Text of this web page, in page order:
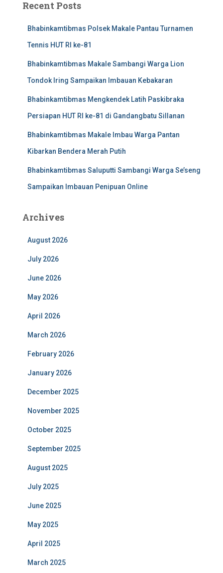
Recent Posts
Bhabinkamtibmas Polsek Makale Pantau Turnamen
Tennis HUT RI ke-81
Bhabinkamtibmas Makale Sambangi Warga Lion
Tondok Iring Sampaikan Imbauan Kebakaran
Bhabinkamtibmas Mengkendek Latih Paskibraka
Persiapan HUT RI ke-81 di Gandangbatu Sillanan
Bhabinkamtibmas Makale Imbau Warga Pantan
Kibarkan Bendera Merah Putih
Bhabinkamtibmas Saluputti Sambangi Warga Se’seng
Sampaikan Imbauan Penipuan Online
Archives
August 2026
July 2026
June 2026
May 2026
April 2026
March 2026
February 2026
January 2026
December 2025
November 2025
October 2025
September 2025
August 2025
July 2025
June 2025
May 2025
April 2025
March 2025